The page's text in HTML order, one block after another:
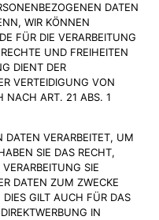
DATEN
WIR KÖNNEN
FÜR DIE VERARBEITUNG
UND FREIHEITEN
DIENT DER
VERTEIDIGUNG VON
NACH ART. 21 ABS. 1
DATEN VERARBEITET, UM
SIE DAS RECHT,
SIE
DATEN ZUM ZWECKE
DIES GILT AUCH FÜR DAS
IN